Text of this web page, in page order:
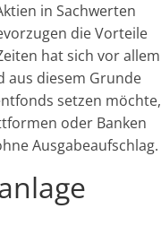
in Sachwerten
die Vorteile
hat sich vor allem
aus diesem Grunde
setzen möchte,
oder Banken
Ausgabeaufschlag.